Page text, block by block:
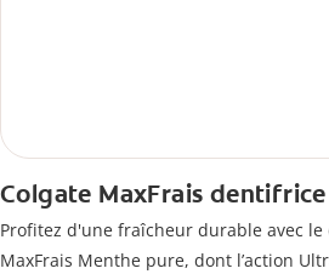
Colgate MaxFrais
Profitez d'une fraîcheur durable avec
MaxFrais Menthe pure, dont l’action